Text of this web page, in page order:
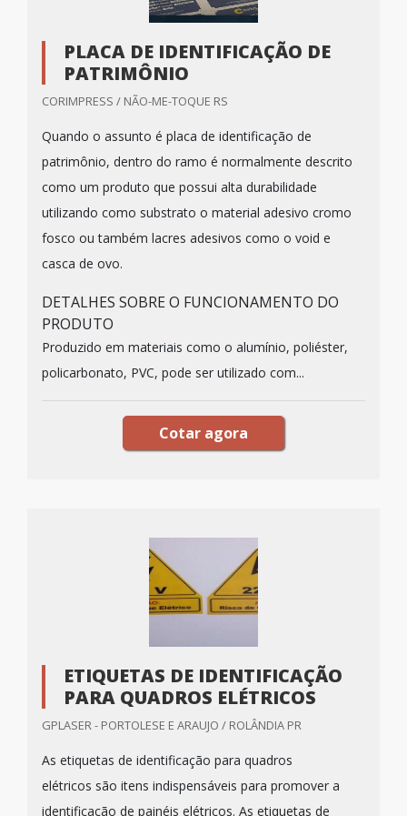
PLACA DE IDENTIFICAÇÃO DE
PATRIMÔNIO
CORIMPRESS / NÃO-ME-TOQUE RS
Quando o assunto é placa de identificação de
patrimônio, dentro do ramo é normalmente descrito
como um produto que possui alta durabilidade
utilizando como substrato o material adesivo cromo
fosco ou também lacres adesivos como o void e
casca de ovo.
DETALHES SOBRE O FUNCIONAMENTO DO
PRODUTO
Produzido em materiais como o alumínio, poliéster,
policarbonato, PVC, pode ser utilizado com...
Cotar agora
ETIQUETAS DE IDENTIFICAÇÃO
PARA QUADROS ELÉTRICOS
GPLASER - PORTOLESE E ARAUJO / ROLÂNDIA PR
As etiquetas de identificação para quadros
elétricos são itens indispensáveis para promover a
identificação de painéis elétricos. As etiquetas de